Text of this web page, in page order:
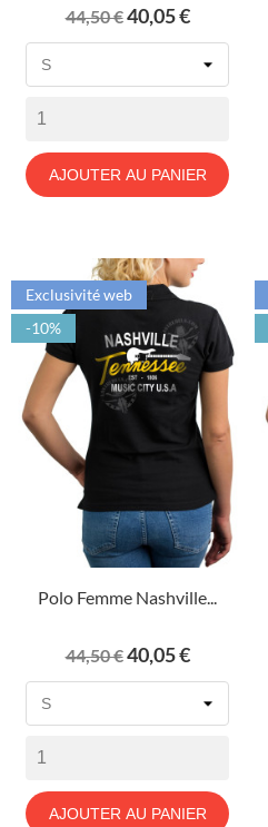
Prix
de
44,50 €Prix
40,05 €
AJOUTER AU PANIER
Polo Femme Nashville...
Prix
de
44,50 €Prix
40,05 €
AJOUTER AU PANIER
Exclusivité web
-10%